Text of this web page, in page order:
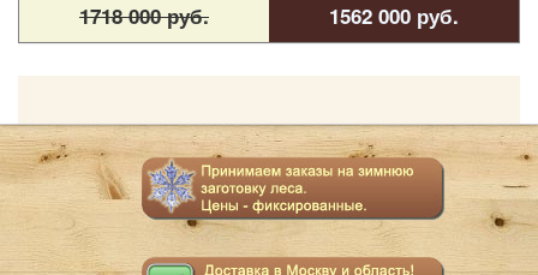
1718 000 руб. 1562 000 руб.